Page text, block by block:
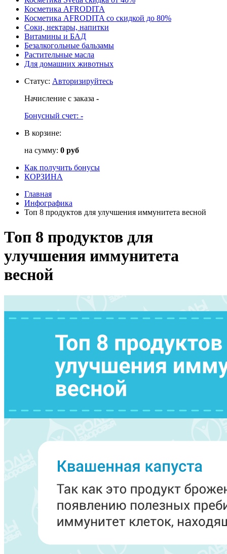
Косметика AFRODITA
Косметика AFRODITA со скидкой до 80%
Соки, нектары, напитки
Витамины и БАД
Безалкогольные бальзамы
Растительные масла
Для домашних животных
Статус: Авторизируйтесь
Начисление с заказа -
Бонусный счет: -
В корзине:
на сумму: 0 руб
Как получить бонусы
КОРЗИНА
Главная
Инфографика
Топ 8 продуктов для улучшения иммунитета весной
Топ 8 продуктов для
улучшения иммунитета
весной